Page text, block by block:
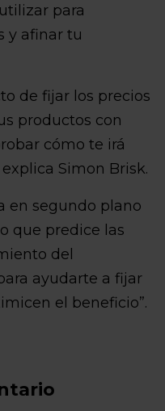
para
y afinar tu
de fijar los precios
productos con
cómo te irá
Simon Brisk.
en segundo plano
que predice las
del
ayudarte a fijar
el beneficio”.